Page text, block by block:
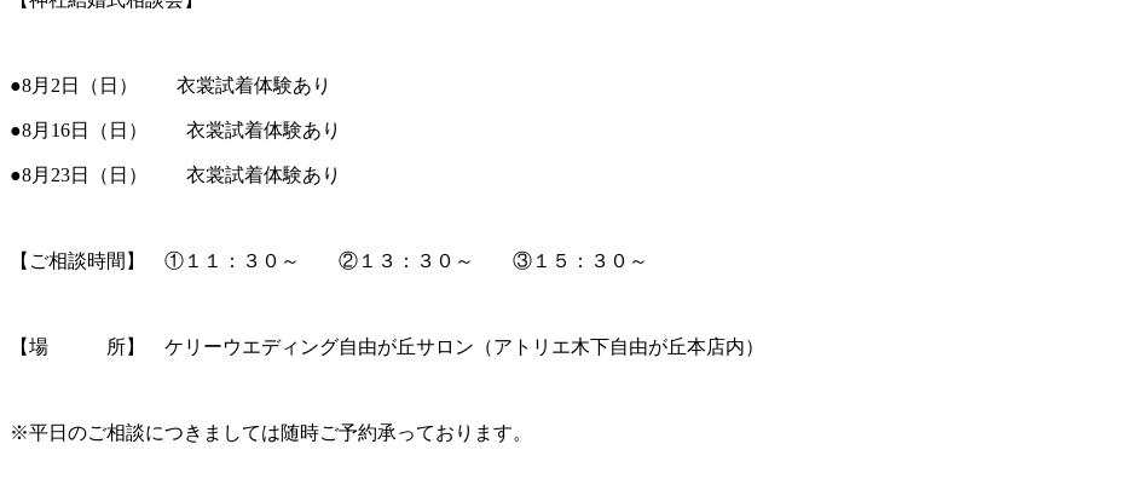
●8月2日（日） 衣裳試着体験あり
●8月16日（日） 衣裳試着体験あり
●8月23日（日） 衣裳試着体験あり
【ご相談時間】 ①１１：３０～ ②１３：３０～ ③１５：３０～
【場 所】 ケリーウエディング自由が丘サロン（アトリエ木下自由が丘本店内）
※平日のご相談につきましては随時ご予約承っております。